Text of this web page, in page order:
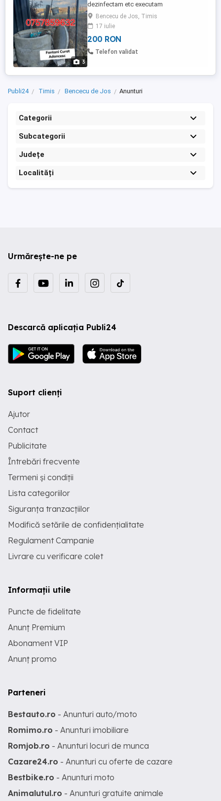
3
dezinfectam etc executam
Bencecu de Jos, Timis
17 iulie
200 RON
Telefon validat
Publi24 Timis Bencecu de Jos Anunturi
Categorii
Subcategorii
Județe
Localități
Urmărește-ne pe
Descarcă aplicația Publi24
Suport clienți
Ajutor
Contact
Publicitate
Întrebări frecvente
Termeni și condiții
Lista categoriilor
Siguranța tranzacțiilor
Modifică setările de confidențialitate
Regulament Campanie
Livrare cu verificare colet
Informații utile
Puncte de fidelitate
Anunț Premium
Abonament VIP
Anunț promo
Parteneri
Bestauto.ro - Anunturi auto/moto
Romimo.ro - Anunturi imobiliare
Romjob.ro - Anunturi locuri de munca
Cazare24.ro - Anunturi cu oferte de cazare
Bestbike.ro - Anunturi moto
Animalutul.ro - Anunturi gratuite animale